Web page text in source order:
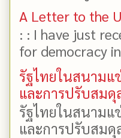
A Letter to the
: : I have just
for democracy
รัฐไทยในสนามแ
และการปรับสมดุ
รัฐไทยในสนามแ
และการปรับสม